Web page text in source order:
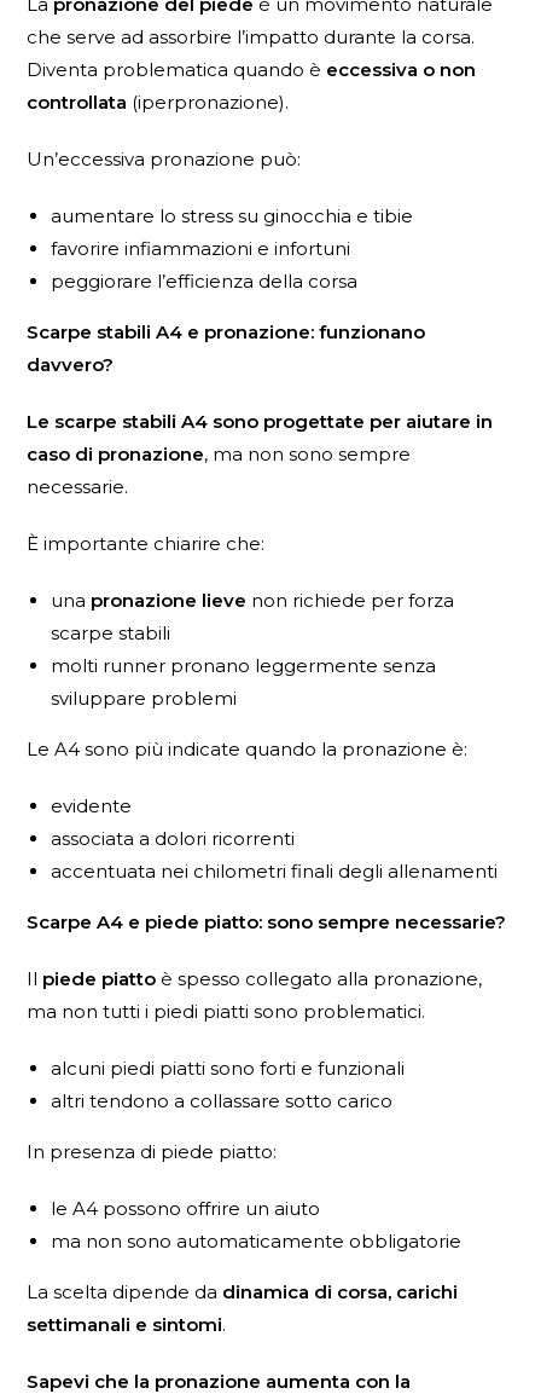
che serve ad assorbire l’impatto durante la corsa.
Diventa problematica quando è eccessiva o non
controllata (iperpronazione).
Un’eccessiva pronazione può:
aumentare lo stress su ginocchia e tibie
favorire infiammazioni e infortuni
peggiorare l’efficienza della corsa
Scarpe stabili A4 e pronazione: funzionano
davvero?
Le scarpe stabili A4 sono progettate per aiutare in
caso di pronazione, ma non sono sempre
necessarie.
È importante chiarire che:
una pronazione lieve non richiede per forza
scarpe stabili
molti runner pronano leggermente senza
sviluppare problemi
Le A4 sono più indicate quando la pronazione è:
evidente
associata a dolori ricorrenti
accentuata nei chilometri finali degli allenamenti
Scarpe A4 e piede piatto: sono sempre necessarie?
Il piede piatto è spesso collegato alla pronazione,
ma non tutti i piedi piatti sono problematici.
alcuni piedi piatti sono forti e funzionali
altri tendono a collassare sotto carico
In presenza di piede piatto:
le A4 possono offrire un aiuto
ma non sono automaticamente obbligatorie
La scelta dipende da dinamica di corsa, carichi
settimanali e sintomi.
Sapevi che la pronazione aumenta con la